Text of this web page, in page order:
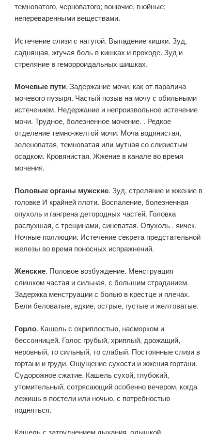
темноватого, черноватого; вонючие, гнойные;
непереваренными веществами.
Истечение слизи с натугой. Выпадение кишки. Зуд,
саднящая, жгучая боль в кишках и проходе. Зуд и
стреляние в геморроидальных шишках.
Мочевые пути. Задержание мочи, как от паралича
мочевого пузыря. Частый позыв на мочу с обильными
истечением. Недержание и непроизвольное истечение
мочи. Трудное, болезненное мочение. . Редкое
отделение темно-желтой мочи. Моча водянистая,
зеленоватая, темноватая или мутная со слизистым
осадком. Кровянистая. Жжение в канале во время
мочения.
Половые органы мужские. Зуд, стреляние и жжение в
головке И крайней плоти. Воспаление, болезненная
опухоль и гангрена детородных частей. Головка
распухшая, с трещинами, синеватая. Опухоль . яичек.
Ночные поллюции. Истечение секрета предстательной
железы во время поносных испражнений.
Женские. Половое возбу­ждение. Менструация
слишком частая и сильная, с большим страда­нием.
Задержка менструации с болью в крестце и плечах.
Бели беловатые, едкие, острые, густые и желтоватые.
Горло. Кашель с охриплостью, насморком и
бессонницей. Голос грубый, хриплый, дрожащий,
неровный, то сильный, то слабый. Постоянные слизи в
гортани и груди. Ощущение сухости и жжения гортани.
Судорожное сжатие. Кашель сухой, глубокий,
утомитель­ный, сотрясающий особенно вечером, когда
лежишь в постели или ночью, с потребностью
подняться.